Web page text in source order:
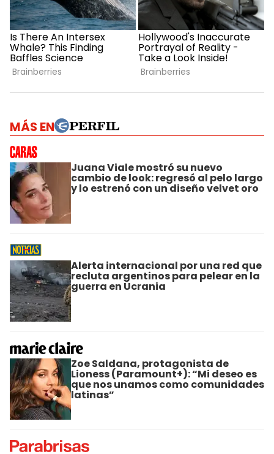
MÁS EN
Juana Viale mostró su nuevo
cambio de look: regresó al pelo largo
y lo estrenó con un diseño velvet oro
Alerta internacional por una red que
recluta argentinos para pelear en la
guerra en Ucrania
Zoe Saldana, protagonista de
Lioness (Paramount+): “Mi deseo es
que nos unamos como comunidades
latinas”